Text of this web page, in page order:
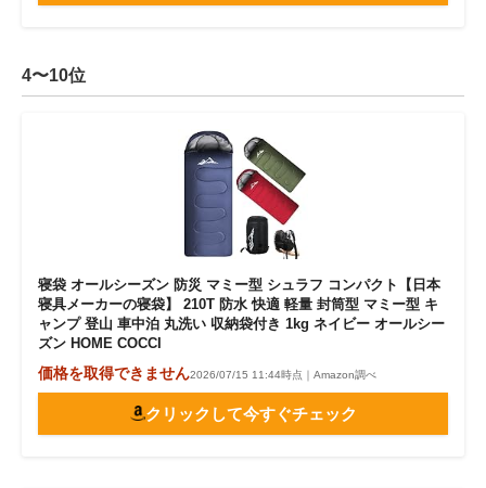
4〜10位
寝袋 オールシーズン 防災 マミー型 シュラフ コンパクト【日本
寝具メーカーの寝袋】 210T 防水 快適 軽量 封筒型 マミー型 キ
ャンプ 登山 車中泊 丸洗い 収納袋付き 1kg ネイビー オールシー
ズン HOME COCCI
価格を取得できません2026/07/15 11:44時点｜Amazon調べ
クリックして今すぐチェック